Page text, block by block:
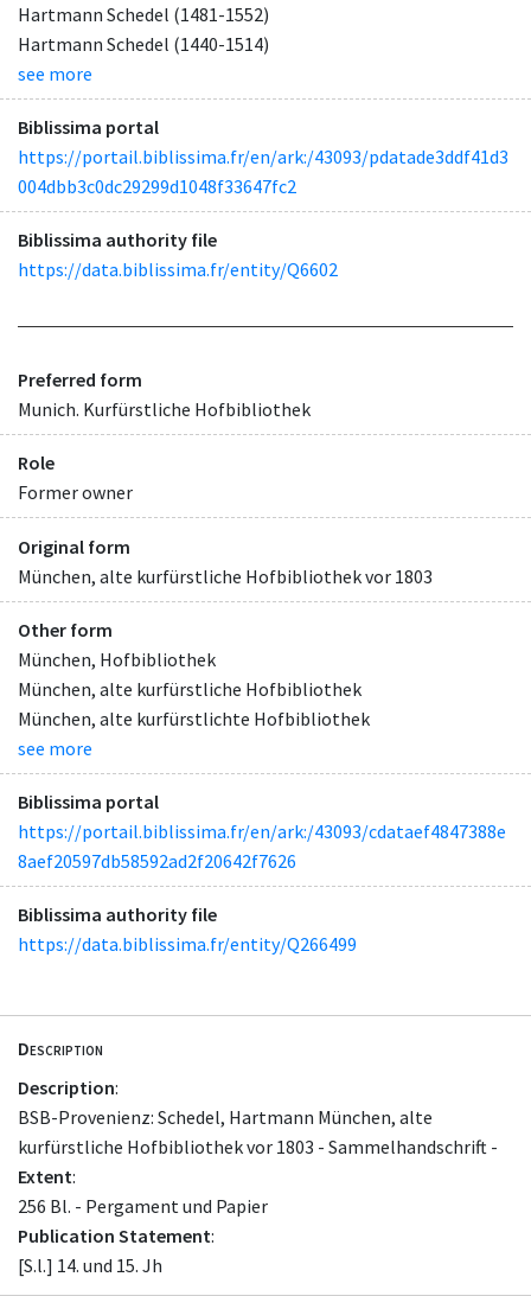
Hartmann Schedel (1481-1552)
Hartmann Schedel (1440-1514)
see more
Biblissima portal
https://portail.biblissima.fr/en/ark:/43093/pdatade3ddf41d3
004dbb3c0dc29299d1048f33647fc2
Biblissima authority file
https://data.biblissima.fr/entity/Q6602
Preferred form
Munich. Kurfürstliche Hofbibliothek
Role
Former owner
Original form
München, alte kurfürstliche Hofbibliothek vor 1803
Other form
München, Hofbibliothek
München, alte kurfürstliche Hofbibliothek
München, alte kurfürstlichte Hofbibliothek
see more
Biblissima portal
https://portail.biblissima.fr/en/ark:/43093/cdataef4847388e
8aef20597db58592ad2f20642f7626
Biblissima authority file
https://data.biblissima.fr/entity/Q266499
Description
Description:
BSB-Provenienz: Schedel, Hartmann München, alte
kurfürstliche Hofbibliothek vor 1803 - Sammelhandschrift -
Extent:
256 Bl. - Pergament und Papier
Publication Statement:
[S.l.] 14. und 15. Jh